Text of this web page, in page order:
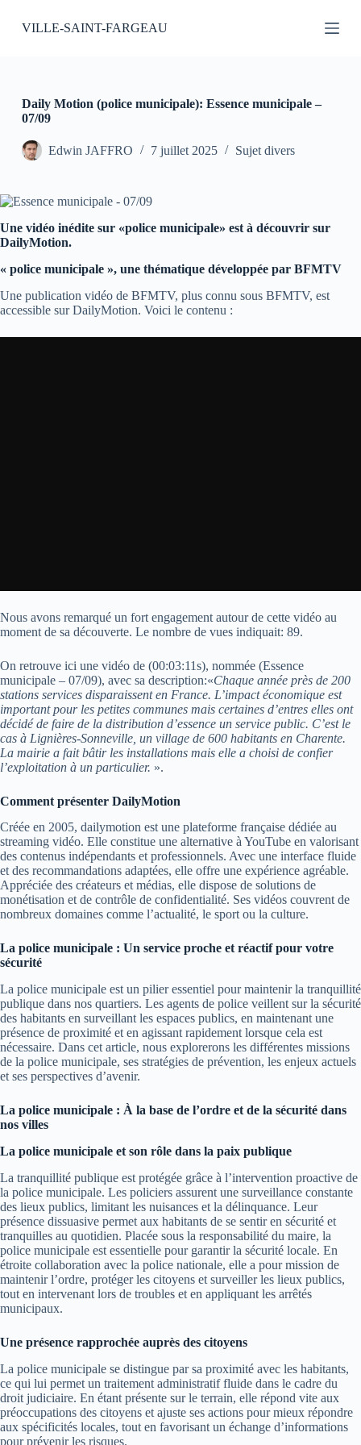
u
o
n
VILLE-SAINT-FARGEAU
Daily Motion (police municipale): Essence municipale –
07/09
Edwin JAFFRO 7 juillet 2025 Sujet divers
Une vidéo inédite sur «police municipale» est à découvrir sur
DailyMotion.
« police municipale », une thématique développée par BFMTV
Une publication vidéo de BFMTV, plus connu sous BFMTV, est
accessible sur DailyMotion. Voici le contenu :
Nous avons remarqué un fort engagement autour de cette vidéo au
moment de sa découverte. Le nombre de vues indiquait: 89.
On retrouve ici une vidéo de (00:03:11s), nommée (Essence
municipale – 07/09), avec sa description:«Chaque année près de 200
stations services disparaissent en France. L’impact économique est
important pour les petites communes mais certaines d’entres elles ont
décidé de faire de la distribution d’essence un service public. C’est le
cas à Lignières-Sonneville, un village de 600 habitants en Charente.
La mairie a fait bâtir les installations mais elle a choisi de confier
l’exploitation à un particulier. ».
Comment présenter DailyMotion
Créée en 2005, dailymotion est une plateforme française dédiée au
streaming vidéo. Elle constitue une alternative à YouTube en valorisant
des contenus indépendants et professionnels. Avec une interface fluide
et des recommandations adaptées, elle offre une expérience agréable.
Appréciée des créateurs et médias, elle dispose de solutions de
monétisation et de contrôle de confidentialité. Ses vidéos couvrent de
nombreux domaines comme l’actualité, le sport ou la culture.
La police municipale : Un service proche et réactif pour votre
sécurité
La police municipale est un pilier essentiel pour maintenir la tranquillité
publique dans nos quartiers. Les agents de police veillent sur la sécurité
des habitants en surveillant les espaces publics, en maintenant une
présence de proximité et en agissant rapidement lorsque cela est
nécessaire. Dans cet article, nous explorerons les différentes missions
de la police municipale, ses stratégies de prévention, les enjeux actuels
et ses perspectives d’avenir.
La police municipale : À la base de l’ordre et de la sécurité dans
nos villes
La police municipale et son rôle dans la paix publique
La tranquillité publique est protégée grâce à l’intervention proactive de
la police municipale. Les policiers assurent une surveillance constante
des lieux publics, limitant les nuisances et la délinquance. Leur
présence dissuasive permet aux habitants de se sentir en sécurité et
tranquilles au quotidien. Placée sous la responsabilité du maire, la
police municipale est essentielle pour garantir la sécurité locale. En
étroite collaboration avec la police nationale, elle a pour mission de
maintenir l’ordre, protéger les citoyens et surveiller les lieux publics,
tout en intervenant lors de troubles et en appliquant les arrêtés
municipaux.
Une présence rapprochée auprès des citoyens
La police municipale se distingue par sa proximité avec les habitants,
ce qui lui permet un traitement administratif fluide dans le cadre du
droit judiciaire. En étant présente sur le terrain, elle répond vite aux
préoccupations des citoyens et ajuste ses actions pour mieux répondre
aux spécificités locales, tout en favorisant un échange d’informations
pour prévenir les risques.